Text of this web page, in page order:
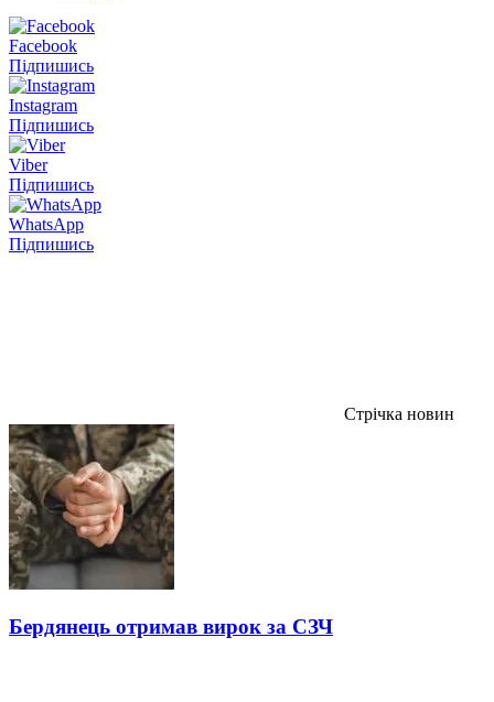
Facebook
Підпишись
Instagram
Підпишись
Viber
Підпишись
WhatsApp
Підпишись
Стрічка новин
Бердянець отримав вирок за СЗЧ